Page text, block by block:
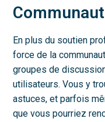
En plus du soutien
force de la
groupes de
utilisateurs. Vous y
astuces, et parfois
que vous pourriez